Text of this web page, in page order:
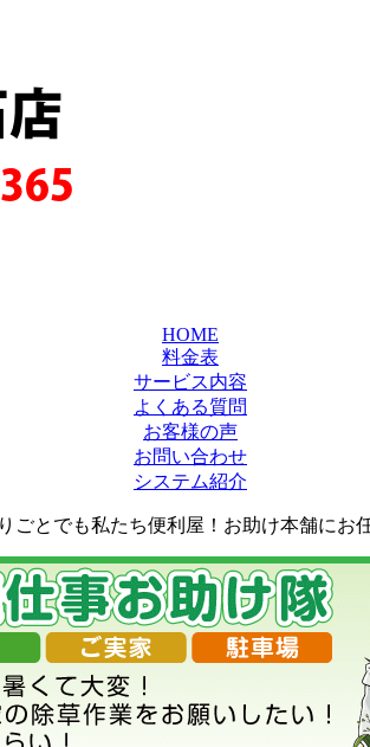
HOME
料金表
サービス内容
よくある質問
お客様の声
お問い合わせ
システム紹介